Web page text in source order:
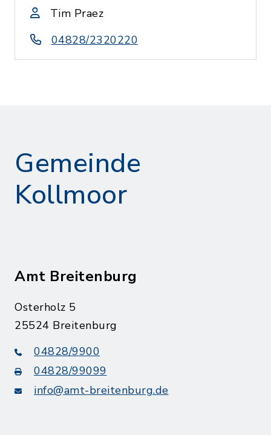
Tim Praez
04828/2320220
Gemeinde
Kollmoor
Amt Breitenburg
Osterholz 5
25524 Breitenburg
04828/9900
04828/99099
info@amt-breitenburg.de